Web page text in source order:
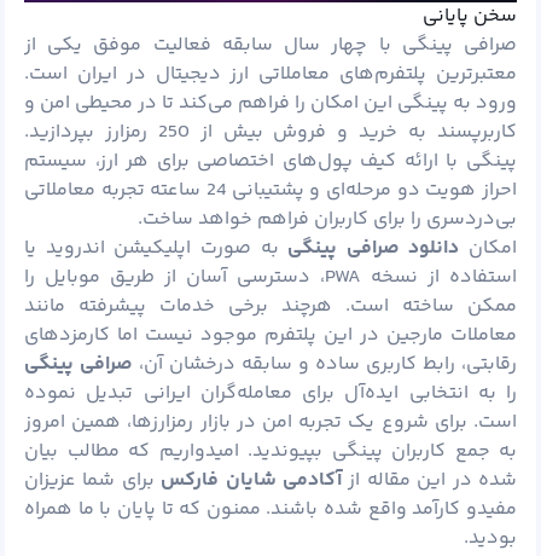
سخن پایانی
صرافی پینگی با چهار سال سابقه فعالیت موفق یکی از
معتبرترین پلتفرم‌های معاملاتی ارز دیجیتال در ایران است.
ورود به پینگی این امکان را فراهم می‌کند تا در محیطی امن و
کاربرپسند به خرید و فروش بیش از 250 رمزارز بپردازید.
پینگی با ارائه کیف پول‌های اختصاصی برای هر ارز، سیستم
احراز هویت دو مرحله‌ای و پشتیبانی 24 ساعته تجربه معاملاتی
بی‌دردسری را برای کاربران فراهم خواهد ساخت.
امکان دانلود صرافی پینگی به صورت اپلیکیشن اندروید یا
استفاده از نسخه PWA، دسترسی آسان از طریق موبایل را
ممکن ساخته است. هرچند برخی خدمات پیشرفته مانند
معاملات مارجین در این پلتفرم موجود نیست اما کارمزدهای
رقابتی، رابط کاربری ساده و سابقه درخشان آن، صرافی پینگی
را به انتخابی ایده‌آل برای معامله‌گران ایرانی تبدیل نموده
است. برای شروع یک تجربه امن در بازار رمزارزها، همین امروز
به جمع کاربران پینگی بپیوندید. امیدواریم که مطالب بیان
شده در این مقاله ازآکادمی شایان فارکس برای شما عزیزان
مفیدو کارآمد واقع شده باشند. ممنون که تا پایان با ما همراه
بودید.